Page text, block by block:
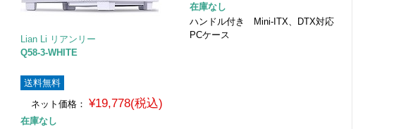
Lian Li リアンリー
Q58-3-WHITE
送料無料
ネット価格： ¥19,778(税込)
在庫なし
在庫なし
ハンドル付き Mini-ITX、DTX対応
PCケース